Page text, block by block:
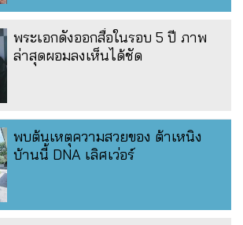
พระเอกดังออกสื่อในรอบ 5 ปี ภาพ
ล่าสุดผอมลงเห็นได้ชัด
พบต้นเหตุความสวยของ ต้าเหนิง
บ้านนี้ DNA เลิศเว่อร์